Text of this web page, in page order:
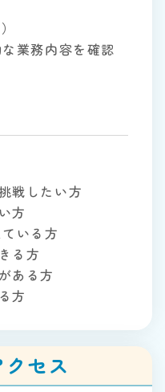
業務内容を確認
戦したい方
方
いる方
る方
ある方
方
セス